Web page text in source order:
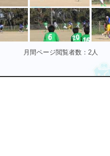
月間ページ閲覧者数：2人